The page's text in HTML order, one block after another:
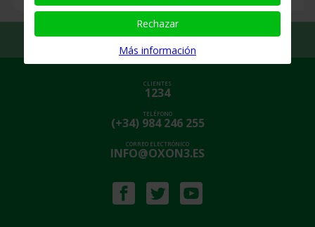
OXON3 COMUNICACIÓN NATURAL
CLIENTES
1234
TELÉFONO
(+34) 984 246 255
CORREO ELECTRÓNICO
INFO@OXON3.ES
Rechazar
Más información